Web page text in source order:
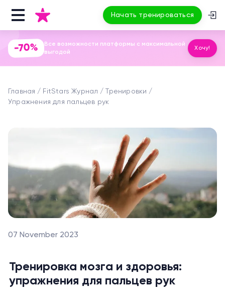
Начать тренироваться
-70%
Все возможности платформы с максимальной
выгодой
Хочу!
Главная FitStars Журнал
Тренировки
Упражнения для пальцев рук
07 November 2023
Тренировка мозга и здоровья:
упражнения для пальцев рук